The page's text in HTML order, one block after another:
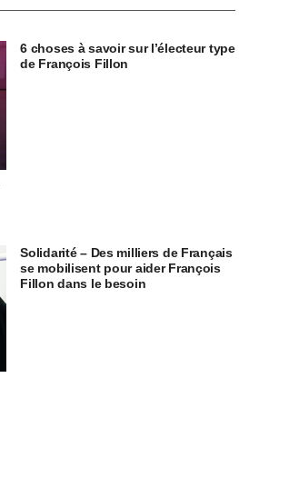
6 choses à savoir sur l’électeur type
de François Fillon
Solidarité – Des milliers de Français
se mobilisent pour aider François
Fillon dans le besoin